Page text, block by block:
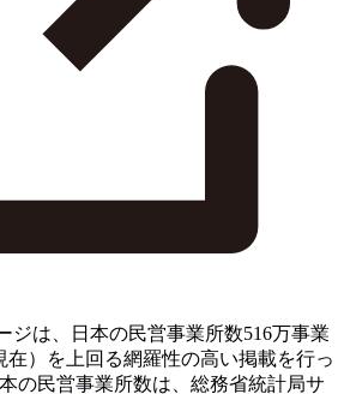
ジは、日本の民営事業所数516万事業
在）を上回る網羅性の高い掲載を行っ
の民営事業所数は、総務省統計局サ